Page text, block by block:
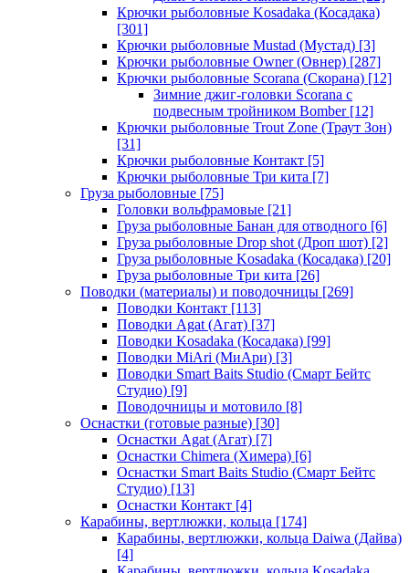
Крючки рыболовные Kosadaka (Косадака)
[301]
Крючки рыболовные Mustad (Мустад) [3]
Крючки рыболовные Owner (Овнер) [287]
Крючки рыболовные Scorana (Скорана) [12]
Зимние джиг-головки Scorana с
подвесным тройником Bomber[12]
Крючки рыболовные Trout Zone (Траут Зон)
[31]
Крючки рыболовные Контакт [5]
Крючки рыболовные Три кита [7]
Груза рыболовные [75]
Головки вольфрамовые [21]
Груза рыболовные Банан для отводного [6]
Груза рыболовные Drop shot (Дроп шот) [2]
Груза рыболовные Kosadaka (Косадака) [20]
Груза рыболовные Три кита [26]
Поводки (материалы) и поводочницы [269]
Поводки Контакт [113]
Поводки Agat (Агат) [37]
Поводки Kosadaka (Косадака) [99]
Поводки MiAri (МиАри) [3]
Поводки Smart Baits Studio (Смарт Бейтс
Студио) [9]
Поводочницы и мотовило [8]
Оснастки (готовые разные) [30]
Оснастки Agat (Агат) [7]
Оснастки Chimera (Химера) [6]
Оснастки Smart Baits Studio (Смарт Бейтс
Студио) [13]
Оснастки Контакт [4]
Карабины, вертлюжки, кольца [174]
Карабины, вертлюжки, кольца Daiwa (Дайва)
[4]